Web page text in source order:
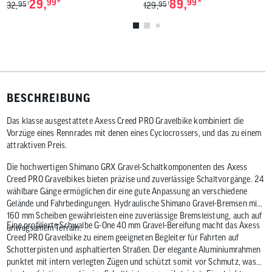
32,95 129,99* 129,95 189,99*
BESCHREIBUNG
Das klasse ausgestattete Axess Creed PRO Gravelbike kombiniert die
Vorzüge eines Rennrades mit denen eines Cyclocrossers, und das zu einem
attraktiven Preis.
Die hochwertigen Shimano GRX Gravel-Schaltkomponenten des Axess
Creed PRO Gravelbikes bieten präzise und zuverlässige Schaltvorgänge. 24
wählbare Gänge ermöglichen dir eine gute Anpassung an verschiedene
Gelände und Fahrbedingungen. Hydraulische Shimano Gravel-Bremsen mit
160 mm Scheiben gewährleisten eine zuverlässige Bremsleistung, auch auf
unwegsamem Terrain.
Eine profilierte Schwalbe G-One 40 mm Gravel-Bereifung macht das Axess
Creed PRO Gravelbike zu einem geeigneten Begleiter für Fahrten auf
Schotterpisten und asphaltierten Straßen. Der elegante Aluminiumrahmen
punktet mit intern verlegten Zügen und schützt somit vor Schmutz, was